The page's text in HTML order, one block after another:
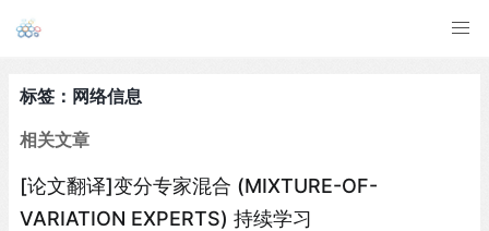
标签：网络信息
相关文章
[论文翻译]变分专家混合 (MIXTURE-OF-
VARIATION EXPERTS) 持续学习